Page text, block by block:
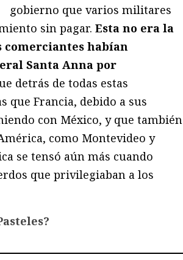
gobierno que varios militares
sin pagar. Esta no era la
comerciantes habían
Santa Anna por
detrás de todas estas
que Francia, debido a sus
con México, y que también
como Montevideo y
se tensó aún más cuando
que privilegiaban a los